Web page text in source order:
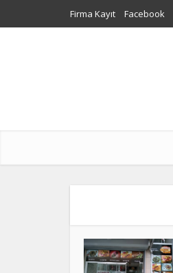
Firma Kayıt Facebook